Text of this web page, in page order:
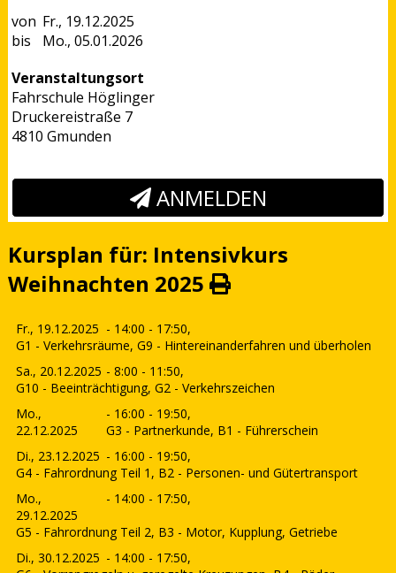
Fr., 19.12.2025
Mo., 05.01.2026
Veranstaltungsort
Fahrschule Höglinger
Druckereistraße 7
4810 Gmunden
ANMELDEN
Kursplan für: Intensivkurs
Weihnachten 2025
Fr., 19.12.2025 - 14:00 - 17:50,
G1 - Verkehrsräume, G9 - Hintereinanderfahren und überholen
Sa., 20.12.2025 - 8:00 - 11:50,
G10 - Beeinträchtigung, G2 - Verkehrszeichen
Mo.,
22.12.2025
- 16:00 - 19:50,
G3 - Partnerkunde, B1 - Führerschein
Di., 23.12.2025 - 16:00 - 19:50,
G4 - Fahrordnung Teil 1, B2 - Personen- und Gütertransport
Mo.,
29.12.2025
- 14:00 - 17:50,
G5 - Fahrordnung Teil 2, B3 - Motor, Kupplung, Getriebe
Di., 30.12.2025 - 14:00 - 17:50,